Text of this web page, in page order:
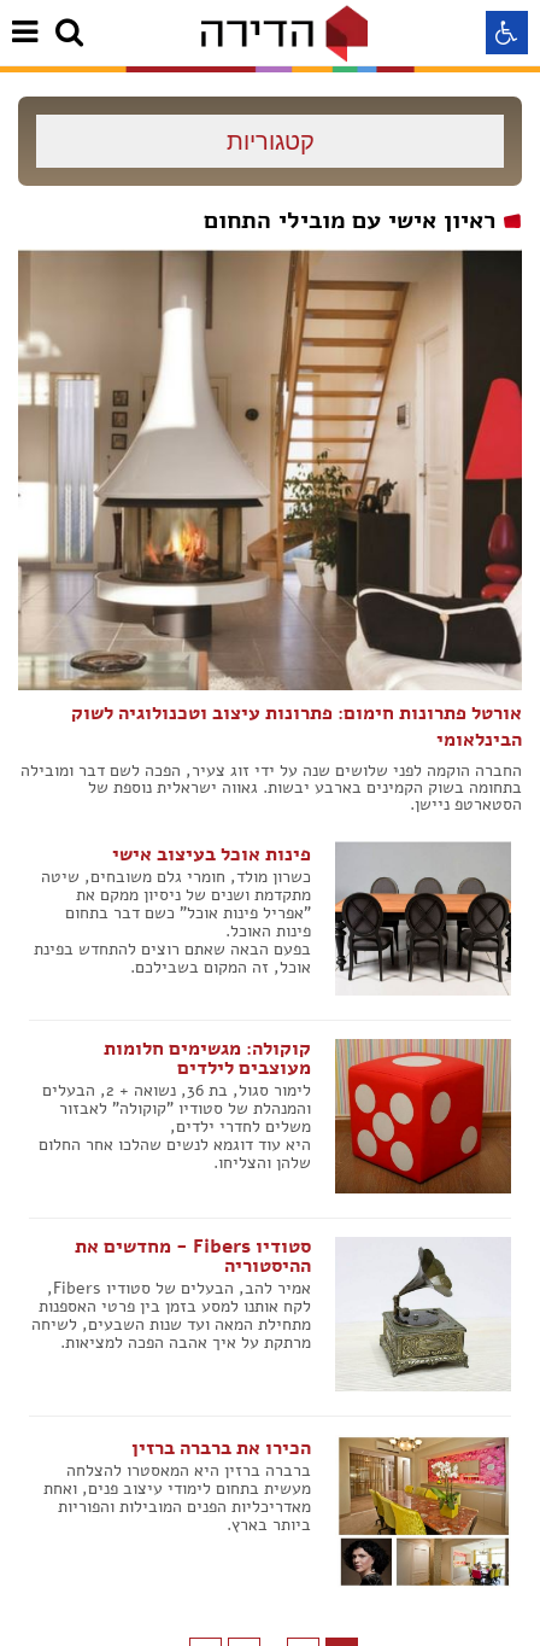
קטגוריות
ראיון אישי עם מובילי התחום
אורטל פתרונות חימום: פתרונות עיצוב וטכנולוגיה לשוק
הבינלאומי
החברה הוקמה לפני שלושים שנה על ידי זוג צעיר, הפכה לשם דבר ומובילה
בתחומה בשוק הקמינים בארבע יבשות. גאווה ישראלית נוספת של
הסטארטפ ניישן.
פינות אוכל בעיצוב אישי
כשרון מולד, חומרי גלם משובחים, שיטה
מתקדמת ושנים של ניסיון ממקם את
"אפריל פינות אוכל" כשם דבר בתחום
פינות האוכל.
בפעם הבאה שאתם רוצים להתחדש בפינת
אוכל, זה המקום בשבילכם.
קוקולה: מגשימים חלומות
מעוצבים לילדים
לימור סגול, בת 36, נשואה + 2, הבעלים
והמנהלת של סטודיו "קוקולה" לאבזור
משלים לחדרי ילדים,
היא עוד דוגמא לנשים שהלכו אחר החלום
שלהן והצליחו.
סטודיו Fibers - מחדשים את
ההיסטוריה
אמיר להב, הבעלים של סטודיו Fibers,
לקח אותנו למסע בזמן בין פרטי האספנות
מתחילת המאה ועד שנות השבעים, לשיחה
מרתקת על איך אהבה הפכה למציאות.
הכירו את ברברה ברזין
ברברה ברזין היא המאסטרו להצלחה
מעשית בתחום לימודי עיצוב פנים, ואחת
מאדריכליות הפנים המובילות והפוריות
ביותר בארץ.
התאמה לכבדי ראיה
תצוגה רגילה
הדגשת קישורים
Aא Aא Aא
הצהרת נגישות